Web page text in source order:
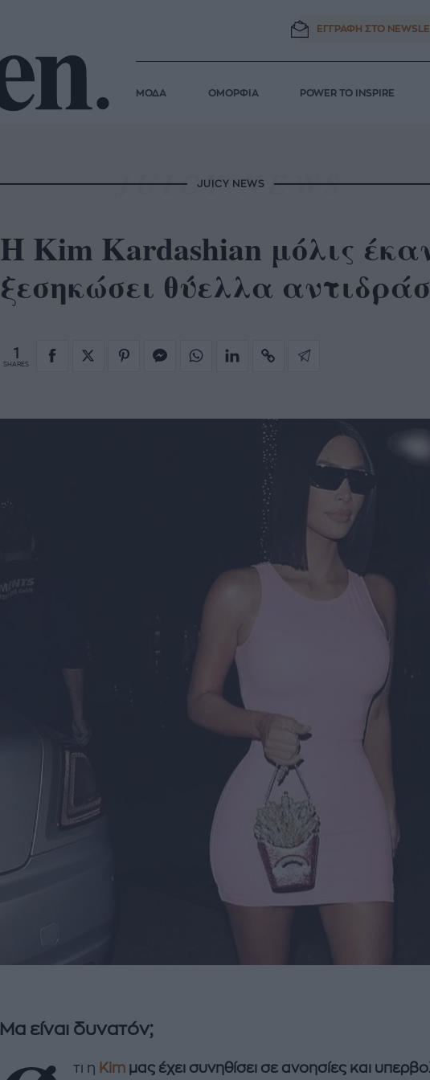
ΕΓΓΡΑΦΗ ΣΤΟ
ΜΟΔΑ ΟΜΟΡΦΙΑ POWER TO INSPIRE
JUICY NEWS
Η Kim Kardashian μόλις
ξεσηκώσει θύελλα
1
SHARES
Mα είναι δυνατόν;
τι η Kim μας έχει συνηθίσει σε ανοησίες και